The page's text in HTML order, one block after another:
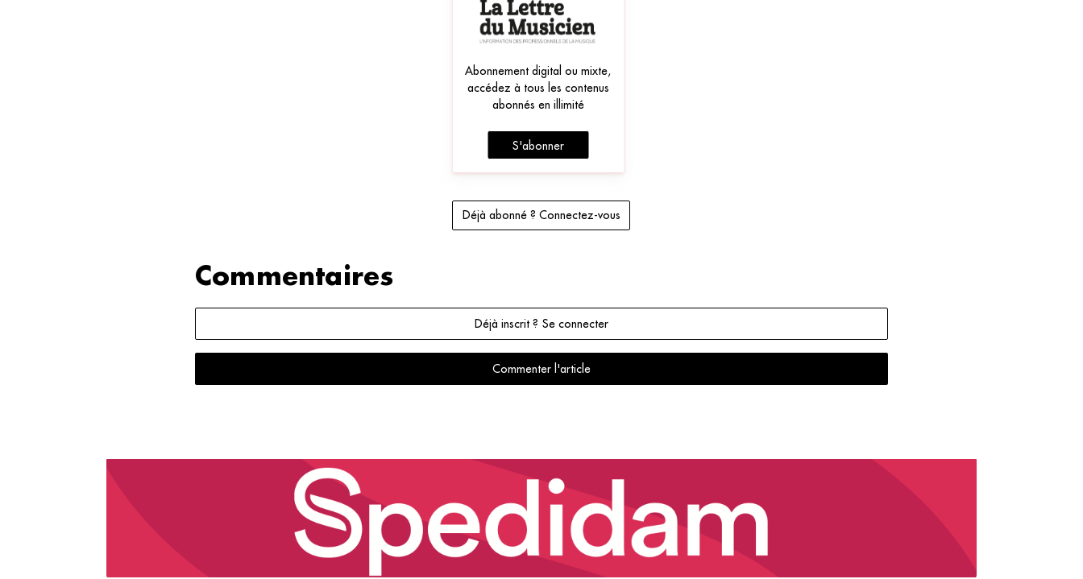
Abonnement digital ou mixte,
accédez à tous les contenus
abonnés en illimité
S'abonner
Déjà abonné ? Connectez-vous
Commentaires
Déjà inscrit ? Se connecter
Commenter l'article